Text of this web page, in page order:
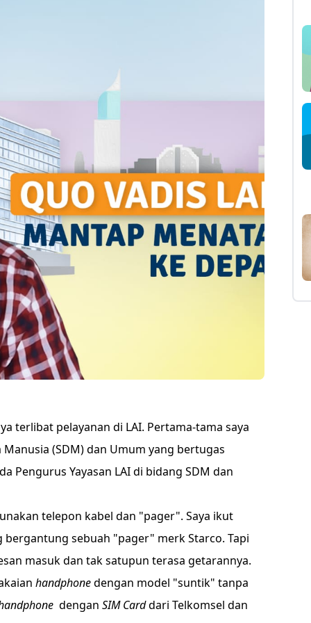
terlibat pelayanan di LAI. Pertama-tama saya
(SDM) dan Umum yang bertugas
Pengurus Yayasan LAI di bidang SDM dan
telepon kabel dan "pager". Saya ikut
sebuah "pager" merk Starco. Tapi
masuk dan tak satupun terasa getarannya.
handphonedengan model "suntik" tanpa
dengan SIM Carddari Telkomsel dan